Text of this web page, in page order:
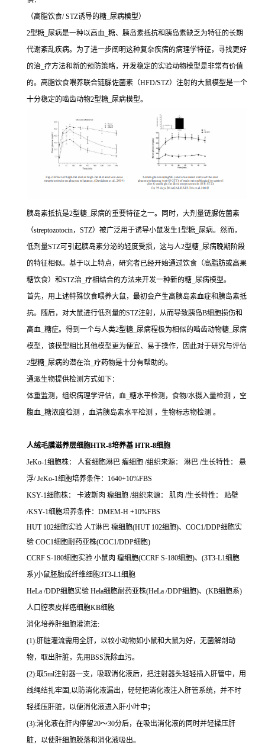
（高脂饮食/ STZ诱导的糖_尿病模型）
2型糖_尿病是一种以高血_糖、胰岛素抵抗和胰岛素缺乏为特征的长期
代谢紊乱疾病。为了进一步阐明这种复杂疾病的病理学特征，寻找更好
的治_疗方法和新的预防策略，开发稳定的实验动物模型是非常有价值
的。高脂饮食喂养联合链脲佐菌素（HFD/STZ）注射的大鼠模型是一个
十分稳定的啮齿动物2型糖_尿病模型。
胰岛素抵抗是2型糖_尿病的重要特征之一。同时，大剂量链脲佐菌素
（streptozotocin，STZ）被广泛用于诱导小鼠发生1型糖_尿病。然而，
低剂量STZ可引起胰岛素分泌的轻度受损，这与人2型糖_尿病晚期阶段
的特征相似。基于以上特点，研究者已经开始通过饮食（高脂肪或高果
糖饮食）和STZ治_疗相结合的方法来开发一种新的糖_尿病模型。
首先，用上述特殊饮食喂养大鼠，最初会产生高胰岛素血症和胰岛素抵
抗。随后，对大鼠进行低剂量的STZ注射，从而导致胰岛B细胞损伤和
高血_糖症。得到一个与人类2型糖_尿病程极为相似的啮齿动物糖_尿病
模型，该模型相比其他模型更为便宜、易于操作，因此对于研究与评估
2型糖_尿病的潜在治_疗药物是十分有帮助的。
通派生物提供检测方式如下：
体重监测，组织病理学评估，血_糖水平检测，食物/水摄入量检测 ，空
腹血_糖浓度检测 ，血清胰岛素水平检测 ，生物标志物检测 。
人绒毛膜滋养层细胞HTR-8培养基 HTR-8细胞
JeKo-1细胞株： 人套细胞淋巴 瘤细胞 /组织来源： 淋巴 /生长特性： 悬
浮/ JeKo-1细胞培养条件：1640+10%FBS
KSY-1细胞株： 卡波斯肉 瘤细胞 /组织来源： 肌肉 /生长特性： 贴壁
/KSY-1细胞培养条件：DMEM-H +10%FBS
HUT 102细胞实验 人T淋巴 瘤细胞(HUT 102细胞)、COC1/DDP细胞实
验 COC1细胞耐药亚株(COC1/DDP细胞)
CCRF S-180细胞实验 小鼠肉 瘤细胞(CCRF S-180细胞)、(3T3-L1细胞
系)小鼠胚胎成纤维细胞3T3-L1细胞
HeLa /DDP细胞实验 Hela细胞耐药亚株(HeLa /DDP细胞)、(KB细胞系)
人口腔表皮样癌细胞KB细胞
消化培养肝细胞灌流法:
(1):肝脏灌流需用全肝，以较小动物如小鼠和大鼠为好，无菌解剖动
物，取出肝脏，先用BSS洗除血污。
(2):取5ml注射器一支，吸取消化液后，把注射器头轻轻插入肝管中，用
线绳结扎牢固,以防消化液漏出，轻轻把消化液注入肝管系统，并不时
轻揉压肝脏，以便消化液进入肝小叶中；
(3):消化液在肝内停留20～30分后，在吸出消化液的同时并轻揉压肝
脏，以使肝细胞脱落和消化液吸出。